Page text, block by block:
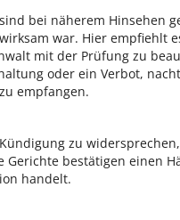
bei näherem Hinsehen
war. Hier empfiehlt
mit der Prüfung zu
oder ein Verbot,
empfangen.
zu
Gerichte bestätigen einen
handelt.